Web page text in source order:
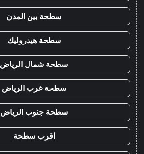
سطحة بين المدن
سطحة هيدروليك
سطحة شمال الرياض
سطحة غرب الرياض
سطحة جنوب الرياض
اقرب سطحة